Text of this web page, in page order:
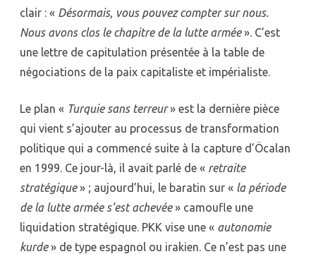
clair : « Désormais, vous pouvez compter sur nous.
Nous avons clos le chapitre de la lutte armée». C’est
une lettre de capitulation présentée à la table de
négociations de la paix capitaliste et impérialiste.
Le plan « Turquie sans terreur» est la dernière pièce
qui vient s’ajouter au processus de transformation
politique qui a commencé suite à la capture d’Öcalan
en 1999. Ce jour-là, il avait parlé de « retraite
stratégique» ; aujourd’hui, le baratin sur « la période
de la lutte armée s’est achevée» camoufle une
liquidation stratégique. PKK vise une « autonomie
kurde» de type espagnol ou irakien. Ce n’est pas une